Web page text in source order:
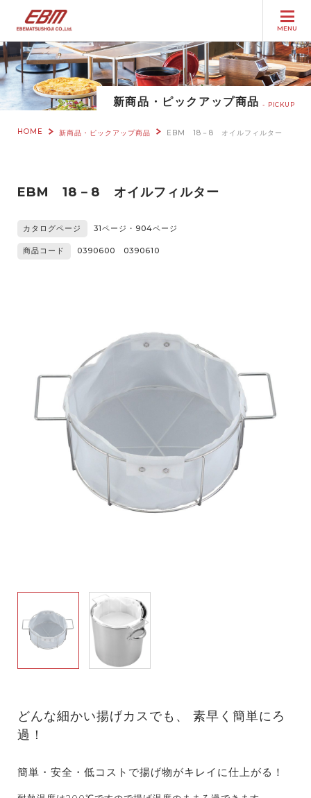
MENU
新商品・ピックアップ商品 PICKUP
HOME 新商品・ピックアップ商品 EBM 18－8 オイルフィルター
EBM 18－8 オイルフィルター
カタログページ 31ページ・904ページ
商品コード 0390600 0390610
どんな細かい揚げカスでも、 素早く簡単にろ
過！
簡単・安全・低コストで揚げ物がキレイに仕上がる！